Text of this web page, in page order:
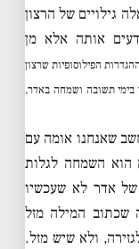
גילויים של הרצון
אותה אלא מן
הפילוסופיות שרצון
בימי תשובה ושמחה באדר,
שאנחנו אומה עם
הוא השמחה לגלות
אדר לא שעכשיו
שכתוב המילה מזל
ולא שיש מזל.